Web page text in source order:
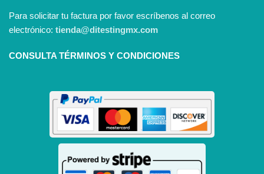
Para solicitar tu factura por favor escríbenos al correo
electrónico: tienda@ditestingmx.com
CONSULTA TÉRMINOS Y CONDICIONES